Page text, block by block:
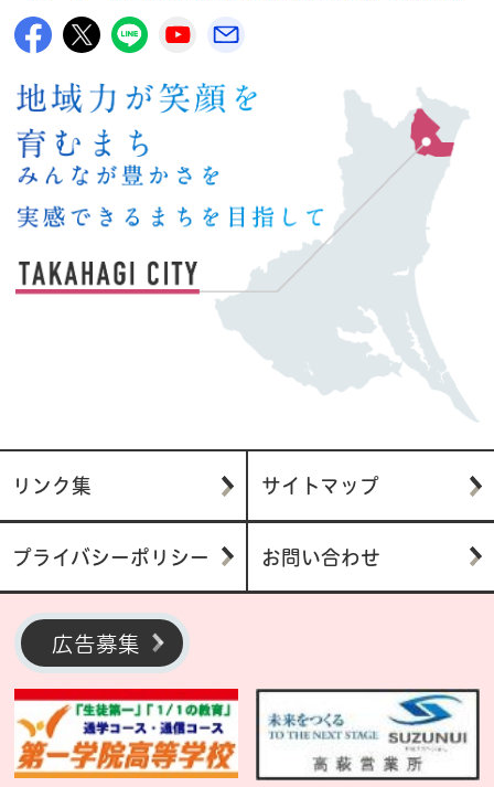
高萩市公式Facebook
高萩市公式X
高萩市公式LINE
高萩市YouTube公式チャンネル
リンク集 サイトマップ
プライバシーポリシー お問い合わせ
広告募集